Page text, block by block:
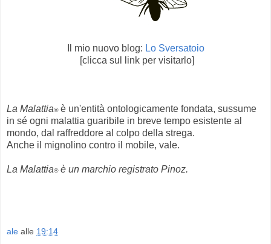
Il mio nuovo blog: Lo Sversatoio
[clicca sul link per visitarlo]
La Malattia®è un'entità ontologicamente fondata, sussume
in sé ogni malattia guaribile in breve tempo esistente al
mondo, da l raffreddore al colpo della strega.
Anche il mignolino contro il mobile, vale.
La Malattia®è un marchio registrato Pinoz.
ale alle 19:14